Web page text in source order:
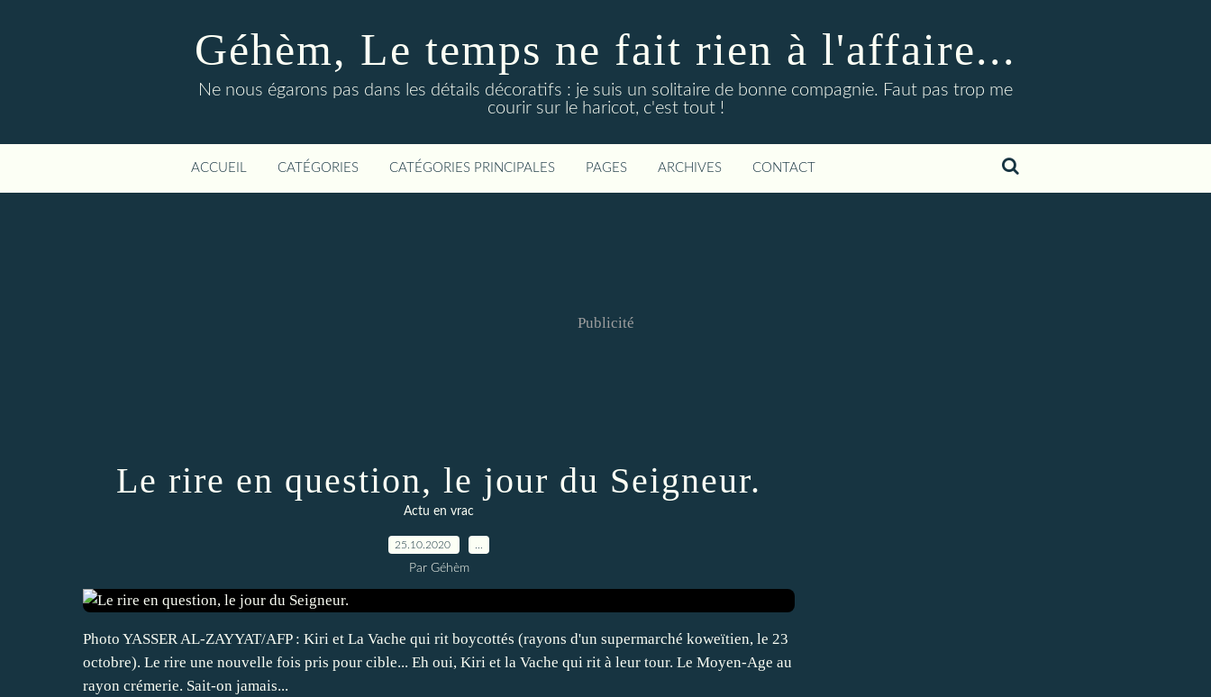
Géhèm, Le temps ne fait rien à l'affaire...
Ne nous égarons pas dans les détails décoratifs : je suis un solitaire de bonne compagnie. Faut pas trop me
courir sur le haricot, c'est tout !
ACCUEIL CATÉGORIES CATÉGORIES PRINCIPALES PAGES ARCHIVES CONTACT
Publicité
Le rire en question, le jour du Seigneur.
Actu en vrac
25.10.2020
Par Géhèm
Photo YASSER AL-ZAYYAT/AFP : Kiri et La Vache qui rit boycottés (rayons d'un supermarché koweïtien, le 23
octobre). Le rire une nouvelle fois pris pour cible... Eh oui, Kiri et la Vache qui rit à leur tour. Le Moyen-Age au
rayon crémerie. Sait-on jamais...